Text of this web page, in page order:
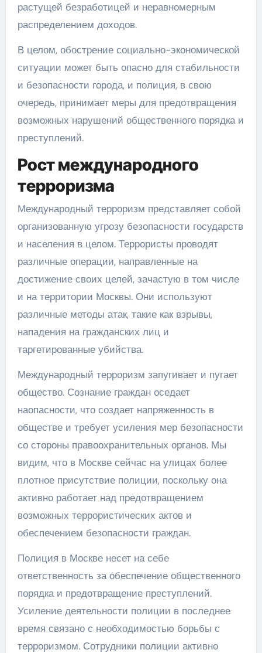
растущей безработицей и неравномерным
распределением доходов.
В целом, обострение социально-экономической
ситуации может быть опасно для стабильности
и безопасности города, и полиция, в свою
очередь, принимает меры для предотвращения
возможных нарушений общественного порядка и
преступлений.
Рост международного
терроризма
Международный терроризм представляет собой
организованную угрозу безопасности государств
и населения в целом. Террористы проводят
различные операции, направленные на
достижение своих целей, зачастую в том числе
и на территории Москвы. Они используют
различные методы атак, такие как взрывы,
нападения на гражданских лиц и
таргетированные убийства.
Международный терроризм запугивает и пугает
общество. Сознание граждан оседает
наопасности, что создает напряженность в
обществе и требует усиления мер безопасности
со стороны правоохранительных органов. Мы
видим, что в Москве сейчас на улицах более
плотное присутствие полиции, поскольку она
активно работает над предотвращением
возможных террористических актов и
обеспечением безопасности граждан.
Полиция в Москве несет на себе
ответственность за обеспечение общественного
порядка и предотвращение преступлений.
Усиление деятельности полиции в последнее
время связано с необходимостью борьбы с
терроризмом. Сотрудники полиции активно